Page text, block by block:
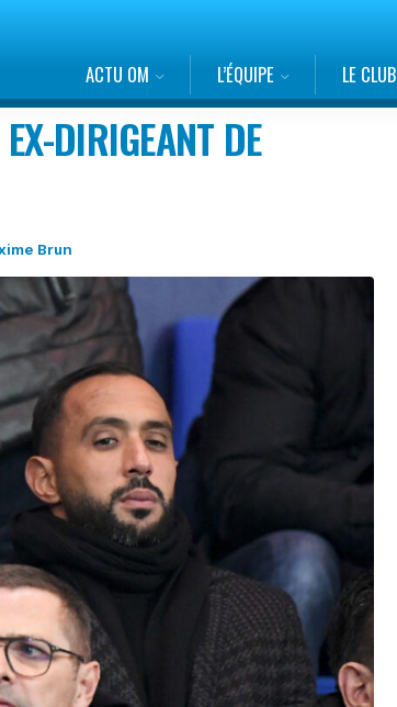
ACTU OM L’ÉQUIPE LE CLUB
DIRIGEANT DE
Brun